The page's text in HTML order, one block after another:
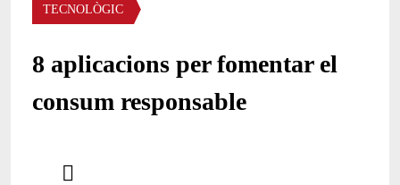
Àmbit
TECNOLÒGIC
8 aplicacions per fomentar el
consum responsable